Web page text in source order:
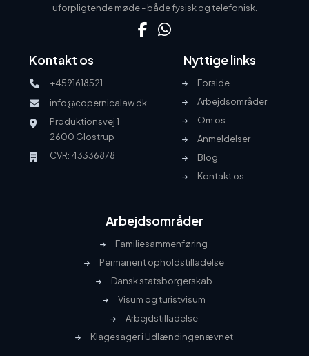
uforpligtende møde - både fysisk og telefonisk.
Nyttige links
Forside
Arbejdsområder
Om os
Anmeldelser
Blog
Kontakt os
Arbejdsområder
Familiesammenføring
Permanent opholdstilladelse
Dansk statsborgerskab
Visum og turistvisum
Arbejdstilladelse
Klagesager i Udlændingenævnet
Kontakt os
+4591618521
info@copernicalaw.dk
Produktionsvej 1
2600 Glostrup
CVR: 43336878